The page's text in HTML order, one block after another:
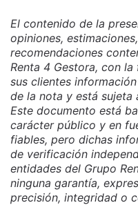
El contenido de la
opiniones,
recomendaciones
Renta 4 Gestora, con
sus clientes
de la nota y está sujeta
Este documento está
carácter público y en
fiables, pero dichas
de verificación
entidades del Grupo
ninguna garantía,
precisión, integridad o